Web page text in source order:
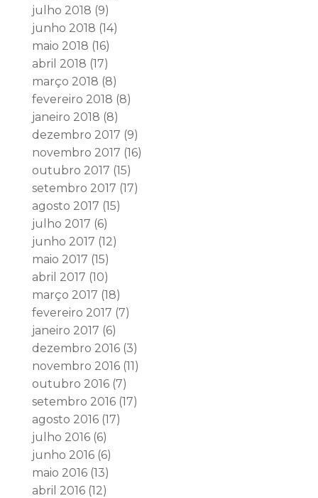
julho 2018 (9)
junho 2018 (14)
maio 2018 (16)
abril 2018 (17)
março 2018 (8)
fevereiro 2018 (8)
janeiro 2018 (8)
dezembro 2017 (9)
novembro 2017 (16)
outubro 2017 (15)
setembro 2017 (17)
agosto 2017 (15)
julho 2017 (6)
junho 2017 (12)
maio 2017 (15)
abril 2017 (10)
março 2017 (18)
fevereiro 2017 (7)
janeiro 2017 (6)
dezembro 2016(3)
novembro 2016(11)
outubro 2016(7)
setembro 2016(17)
agosto 2016(17)
julho 2016(6)
junho 2016(6)
maio 2016(13)
abril 2016(12)